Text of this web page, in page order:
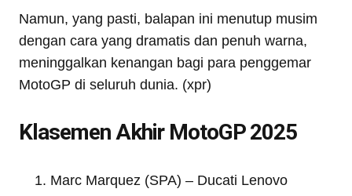
Namun, yang pasti, balapan ini menutup musim
dengan cara yang dramatis dan penuh warna,
meninggalkan kenangan bagi para penggemar
MotoGP di seluruh dunia. (xpr)
Klasemen Akhir MotoGP 2025
Marc Marquez (SPA) – Ducati Lenovo